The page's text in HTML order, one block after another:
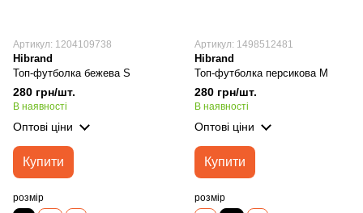
Артикул: 1204109738
Hibrand
Топ-футболка бежева S
280 грн/шт.
В наявності
Оптові ціни
Купити
розмір
Артикул: 1498512481
Hibrand
Топ-футболка персикова M
280 грн/шт.
В наявності
Оптові ціни
Купити
розмір